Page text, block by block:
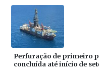
Perfuração de primeiro
concluída até início de